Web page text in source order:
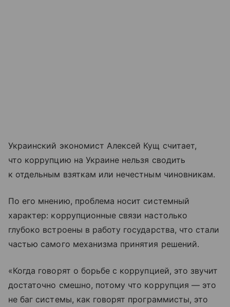
Украинский экономист Алексей Кущ считает,
что коррупцию на Украине нельзя сводить
к отдельным взяткам или нечестным чиновникам.
По его мнению, проблема носит системный
характер: коррупционные связи настолько
глубоко встроены в работу государства, что стали
частью самого механизма принятия решений.
«Когда говорят о борьбе с коррупцией, это звучит
достаточно смешно, потому что коррупция — это
не баг системы, как говорят программисты, это